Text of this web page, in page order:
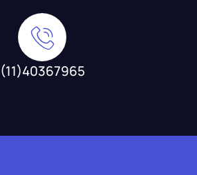
(11)40367965